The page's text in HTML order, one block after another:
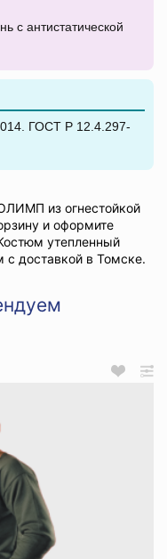
с антистатической
ГОСТ Р 12.4.297-
из огнестойкой
и оформите
утепленный
с доставкой в Томске.